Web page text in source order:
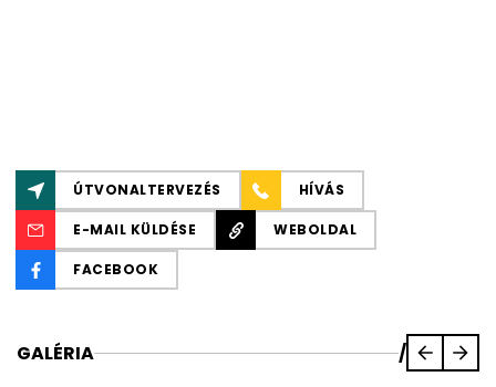
ÚTVONALTERVEZÉS HÍVÁS
E-MAIL KÜLDÉSE WEBOLDAL
FACEBOOK
GALÉRIA /